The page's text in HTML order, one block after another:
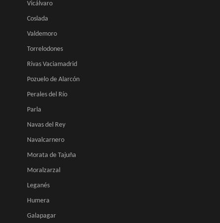
Vicálvaro
Coslada
Valdemoro
Torrelodones
Rivas Vaciamadrid
Pozuelo de Alarcón
Perales del Río
Parla
Navas del Rey
Navalcarnero
Morata de Tajuña
Moralzarzal
Leganés
Humera
Galapagar